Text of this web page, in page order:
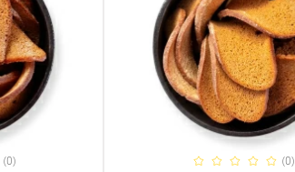
(0) (0)